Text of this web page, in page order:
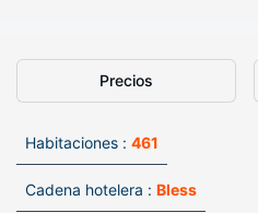
Precios
Habitaciones : 461
Cadena hotelera : Bless